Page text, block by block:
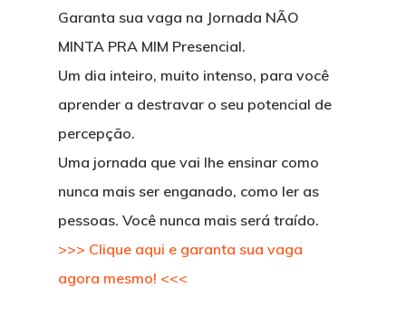
Garanta sua vaga na Jornada NÃO
MINTA PRA MIM Presencial.
Um dia inteiro, muito intenso, para você
aprender a destravar o seu potencial de
percepção.
Uma jornada que vai lhe ensinar como
nunca mais ser enganado, como ler as
pessoas. Você nunca mais será traído.
>>> Clique aqui e garanta sua vaga
agora mesmo! <<<